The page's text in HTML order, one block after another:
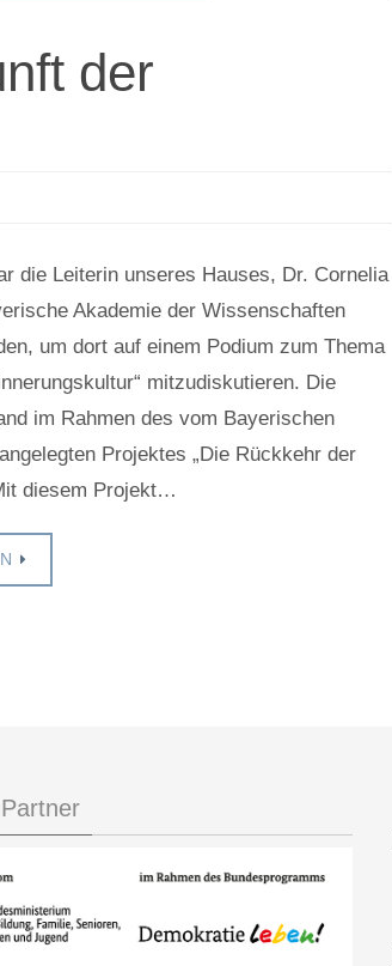
der
die Leiterin unseres Hauses, Dr. Cornelia
Akademie der Wissenschaften
um dort auf einem Podium zum Thema
mitzudiskutieren. Die
im Rahmen des vom Bayerischen
Projektes „Die Rückkehr der
diesem Projekt…